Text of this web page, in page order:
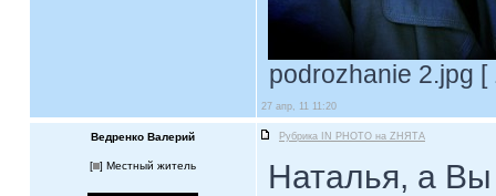
podrozhanie 2.jpg
27 апр, 11 11:20
Ведренко Валерий Рубрика IN PHOTO на ZНЯТА
[ ] Местный житель
Наталья, а Вы